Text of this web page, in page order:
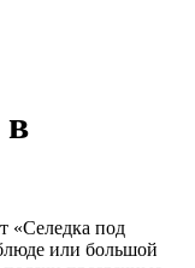
в
«Селедка под
или большой